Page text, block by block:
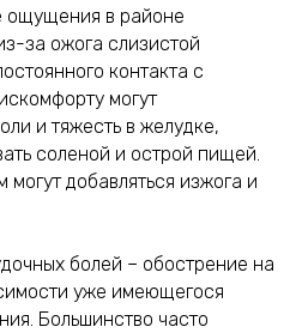
ощущения в районе
за ожога слизистой
контакта с
могут
и тяжесть в желудке,
соленой и острой пищей.
добавляться изжога и
болей – обострение на
уже имеющегося
Большинство часто